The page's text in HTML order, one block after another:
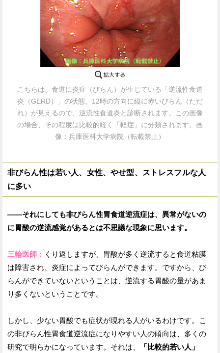
こちらは、食道に炎症（びらん）が生じている「逆流性食道
炎（GERD）」の状態。12時の方向に縦に赤いびらん（ただ
れ）が見えるので、逆流性食道炎と診断されます。この画像
の場合、その程度は比較的軽く「軽症」に分類されます。画
像：兵庫医科大学病院（転載禁止）
非びらん性は若い人、女性、やせ型、ストレスフルな人
に多い
——それにしても非びらん性胃食道逆流症は、異常がないの
に胃酸の逆流感覚があるとは不思議な現象に思います。
三輪医師： くり返しますが、胃酸が多く逆流すると食道粘膜
は障害され、炎症によってびらんができます。ですから、び
らんができていないということは、逆流する胃酸の量があま
り多くないということです。
しかし、少ない胃酸でも症状が現れる人がいるわけです。こ
の非びらん性胃食道逆流症になりやすい人の傾向は、多くの
研究で明らかになっています。それは、
「比較的若い人」